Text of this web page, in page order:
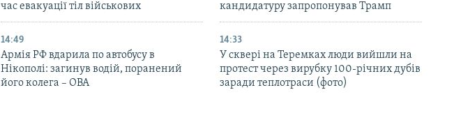
час евакуації тіл військових
кандидатуру запропонував Трамп
14:49
Армія РФ вдарила по автобусу в
Нікополі: загинув водій, поранений
його колега – ОВА
14:33
У сквері на Теремках люди вийшли на
протест через вирубку 100-річних дубів
заради теплотраси (фото)